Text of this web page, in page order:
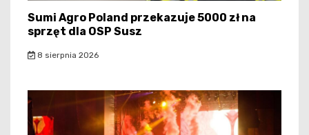
Sumi Agro Poland przekazuje 5000 zł na
sprzęt dla OSP Susz
8 sierpnia 2026